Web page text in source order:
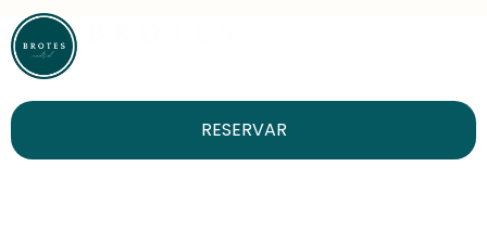
RESERVAR